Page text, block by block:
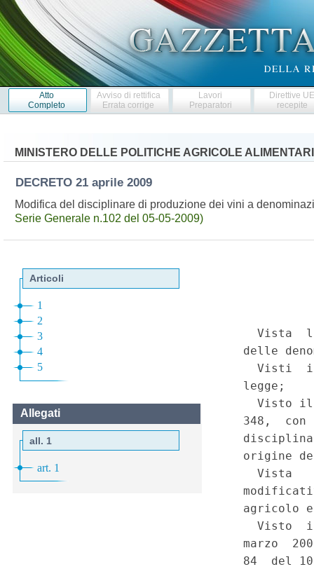
Atto
Completo
Avviso di rettifica
Errata corrige
Lavori
Preparatori
Direttive
recepite
MINISTERO DELLE POLITICHE AGRICOLE
DECRETO 21 aprile 2009
Modifica del disciplinare di produzione dei vini a
Serie Generale n.102 del 05-05-2009)